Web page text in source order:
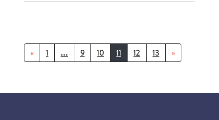
« 1 ... 9 10 11 12 13 »